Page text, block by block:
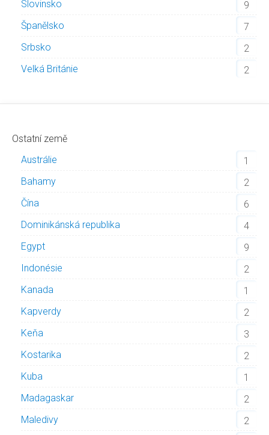
Slovinsko
9
Španělsko
7
Srbsko
2
Velká Británie
2
Ostatní země
Austrálie
1
Bahamy
2
Čína
6
Dominikánská republika
4
Egypt
9
Indonésie
2
Kanada
1
Kapverdy
2
Keňa
3
Kostarika
2
Kuba
1
Madagaskar
2
Maledivy
2